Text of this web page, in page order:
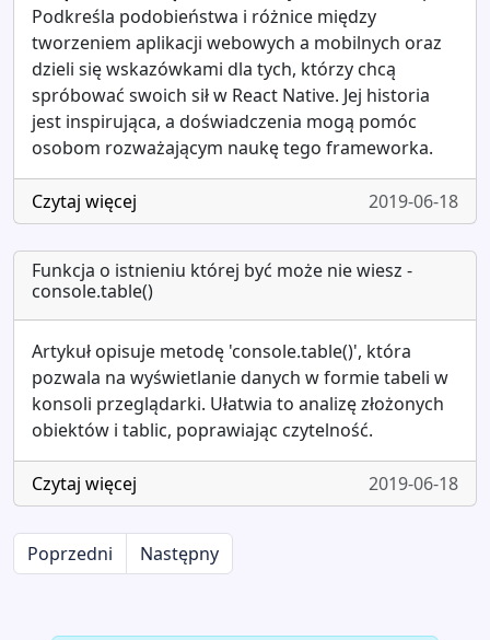
Podkreśla podobieństwa i różnice między
tworzeniem aplikacji webowych a mobilnych oraz
dzieli się wskazówkami dla tych, którzy chcą
spróbować swoich sił w React Native. Jej historia
jest inspirująca, a doświadczenia mogą pomóc
osobom rozważającym naukę tego frameworka.
Czytaj więcej 2019-06-18
Funkcja o istnieniu której być może nie wiesz -
console.table()
Artykuł opisuje metodę 'console.table()', która
pozwala na wyświetlanie danych w formie tabeli w
konsoli przeglądarki. Ułatwia to analizę złożonych
obiektów i tablic, poprawiając czytelność.
Czytaj więcej 2019-06-18
Poprzedni Następny